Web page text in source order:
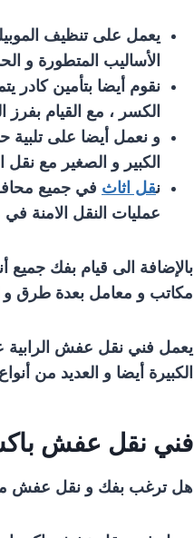
يعمل على تنظيف
الأساليب المتطورة و
نقوم أيضا بتأمين كادر
الكسر ، مع القيام
و نعمل أيضا على تلبية
الكبير و الصغير مع
نقل اثاث في جميع
عمليات النقل الامنة
بالإضافة الى قيام بفك
مكاتب و معامل بعدة طرق و
يعمل فني نقل عفش الرابية
الكبيرة أيضا و العديد من
فني نقل عفش
هل ترغب بفك و نقل عفش